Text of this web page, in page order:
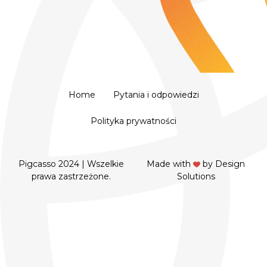
Home Pytania i odpowiedzi
Polityka prywatności
Pigcasso 2024 | Wszelkie
prawa zastrzeżone.
Made with by Design
Solutions